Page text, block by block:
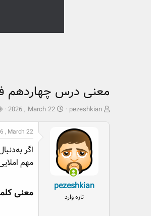
معنی درس چهاردهم
ش
pezeshkian
ت
ع
2026 , March 22
pezeshkian
تازه وارد
, March 22
اگر
مهم
معنی